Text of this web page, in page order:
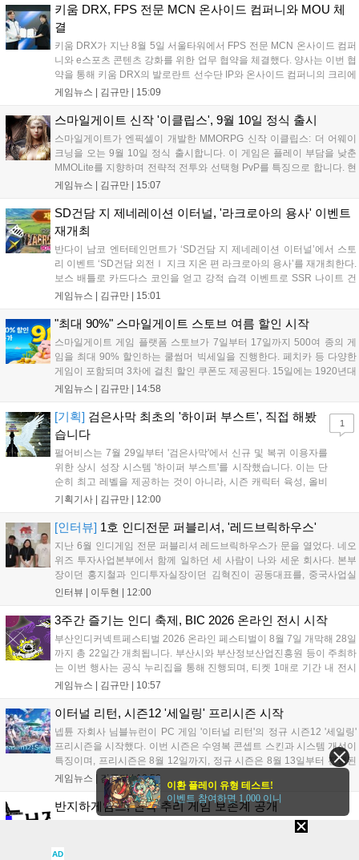
를 표했습니다....
키움 DRX, FPS 전문 MCN 온사이드 컴퍼니와 MOU 체
결
키움 DRX가 지난 8월 5일 서울타워에서 FPS 전문 MCN 온사이드 컴퍼
니와 e스포츠 콘텐츠 강화를 위한 업무 협약을 체결했다. 양사는 이번 협
약을 통해 키움 DRX의 발로란트 선수단 IP와 온사이드 컴퍼니의 크리에
이터 네트워크를 결합하여 정규 및 특별 콘텐츠를 공동 기획한다. 또한
오프라인 연계 프로그램을 순차적으로 선보이며 e스포츠 생태계 확장에
나설 계획이다....
게임뉴스 | 김규만 15:09
스마일게이트 신작 '이클립스', 9월 10일 정식 출시
스마일게이트가 엔픽셀이 개발한 MMORPG 신작 이클립스: 더 어웨이
크닝을 오는 9월 10일 정식 출시합니다. 이 게임은 플레이 부담을 낮춘
MMOLite를 지향하며 전략적 전투와 선택형 PvP를 특징으로 합니다. 현
재 공식 홈페이지와 앱 마켓에서 사전등록을 진행 중이며 참여자에게는
주차별 스페셜 쿠폰과 한정 스킨, 경품 이벤트 등 풍성한 혜택을 마련해
이용자들의 기대를 모으고 있습니다....
게임뉴스 | 김규만 15:07
SD건담 지 제네레이션 이터널, '라크로아의 용사' 이벤트
재개최
반다이 남코 엔터테인먼트가 ‘SD건담 지 제네레이션 이터널’에서 스토
리 이벤트 ‘SD건담 외전Ⅰ 지크 지온 편 라크로아의 용사’를 재개최한다.
보스 배틀로 카드다스 코인을 얻고 강적 습격 이벤트로 SSR 나이트 건
담을 획득할 수 있다. 로그인 보너스로 최대 다이아 3,000개를 지급하며,
원 증정한다. 또한 9월 30일까지 공식 유튜브에서 특별 프로그램을 시청
할 수 있다....
게임뉴스 | 김규만 15:01
"최대 90%" 스마일게이트 스토브 여름 할인 시작
스마일게이트 게임 플랫폼 스토브가 7일부터 17일까지 500여 종의 게
임을 최대 90% 할인하는 쿨썸머 빅세일을 진행한다. 페치카 등 다양한
게임이 포함되며 3차에 걸친 할인 쿠폰도 제공된다. 15일에는 1920년대
경성 배경의 신작 그날의 신문이 출시되며, 15일부터 17일까지는 국내
은 공식 페이지에서 확인 가능하다....
게임뉴스 | 김규만 14:58
[기획] 검은사막 최초의 '하이퍼 부스트', 직접 해봤
습니다
펄어비스는 7월 29일부터 '검은사막'에서 신규 및 복귀 이용자를
위한 상시 성장 시스템 '하이퍼 부스트'를 시작했습니다. 이는 단
순히 최고 레벨을 제공하는 것이 아니라, 시즌 캐릭터 육성, 올비
아 아카데미 수료, 아침의 나라 설화 진행 등 4단계 과정을 통해
용자는 과제를 완수하며 동(V) 투발라 장비와 검은별 무기, 카라
자드 장신구 등을 획득해 주요 콘텐츠에 진입할 수 있습니다....
기획기사 | 김규만 12:00
1
[인터뷰] 1호 인디전문 퍼블리셔, '레드브릭하우스'
지난 6월 인디게임 전문 퍼블리셔 레드브릭하우스가 문을 열었다. 네오
위즈 투자사업본부에서 함께 일하던 세 사람이 나와 세운 회사다. 본부
장이던 홍지철과 인디투자실장이던 김혁진이 공동대표를, 중국사업실
장이던 이민정이 이사를 맡았다. 출범 한 달여 만에 위메이드맥스의 전
들어왔다. 서비스 중인...
인터뷰 | 이두현 12:00
3주간 즐기는 인디 축제, BIC 2026 온라인 전시 시작
부산인디커넥트페스티벌 2026 온라인 페스티벌이 8월 7일 개막해 28일
까지 총 22일간 개최됩니다. 부산시와 부산정보산업진흥원 등이 주최하
는 이번 행사는 공식 누리집을 통해 진행되며, 티켓 1매로 기간 내 전시
작을 제한 없이 체험할 수 있습니다. 일반 및 루키 부문 등 다양한 인디게
세계 누구나 참여 가능한 이번 행사는 역대 최대 규모로 열려 인디게임
생태계 확장에 기여할 전망입니다....
게임뉴스 | 김규만 10:57
이터널 리턴, 시즌12 '세일링' 프리시즌 시작
넵튠 자회사 님블뉴런이 PC 게임 '이터널 리턴'의 정규 시즌12 '세일링'
프리시즌을 시작했다. 이번 시즌은 수영복 콘셉트 스킨과 시스템 개선이
특징이며, 프리시즌은 8월 12일까지, 정규 시즌은 8월 13일부터 진행된
다. 실험체 관찰일지 추가와 후반부 전략 강화를 위한 다중 크로노 스피
어 도입 등 다양한 업데이트와 풍성한 이벤트가 마련되어 이용자들의 기
대를 모으고 있다....
게임뉴스 | 김규만|10:50
반지하게임즈, 신작 추리 게임 보존계 공개
서울 2033 개발사 반지하게임즈가 신작 추리 게임 보존계를 공개했다.
복원하고 총 8건의 미제사건을 추적한다. 텍스트 기반 서사 강점을 살린
AD
이환 플레이 유형 테스트!
이벤트 참여하면 1,000 이니